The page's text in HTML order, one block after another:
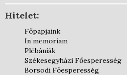
Hitelet:
Főpapjaink
In memoriam
Plébániák
Székesegyházi Főesperesség
Borsodi Főesperesség